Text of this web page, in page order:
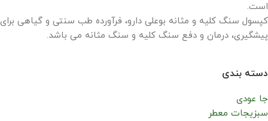
دسته بندی
جا عودی
سبزیجات معطر
است.
کپسول سنگ کلیه و مثانه بوعلی دارو، فرآورده طب سنتی و گیاهی برای
پیشگیری، درمان و دفع سنگ کلیه و سنگ مثانه می باشد.